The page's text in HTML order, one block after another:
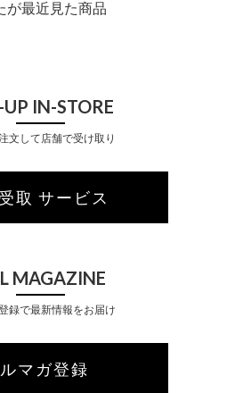
が最近見た商品
IN-STORE
文して店舗で受け取り
取 サービス
MAGAZINE
録で最新情報をお届け
マガ登録